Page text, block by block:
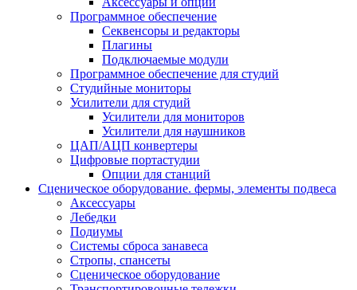
Программное обеспечение
Cеквенсоры и редакторы
Плагины
Подключаемые модули
Программное обеспечение для студий
Студийные мониторы
Усилители для студий
Усилители для мониторов
Усилители для наушников
ЦАП/АЦП конвертеры
Цифровые портастудии
Опции для станций
Сценическое оборудование. фермы, элементы подвеса
Аксессуары
Лебедки
Подиумы
Системы сброса занавеса
Стропы, спансеты
Сценическое оборудование